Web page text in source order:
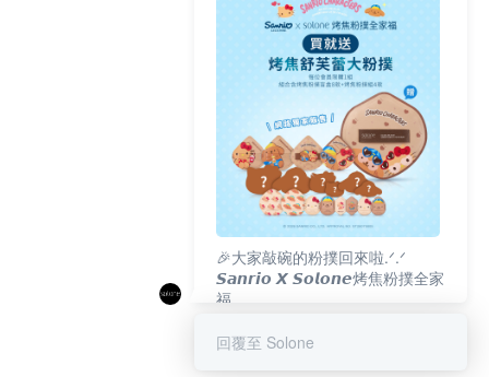
🎉大家敲碗的粉撲回來啦.ᐟ‪‪.ᐟ
𝙎𝙖𝙣𝙧𝙞𝙤 𝙓 𝙎𝙤𝙡𝙤𝙣𝙚烤焦粉撲全家
福
回覆至 Solone